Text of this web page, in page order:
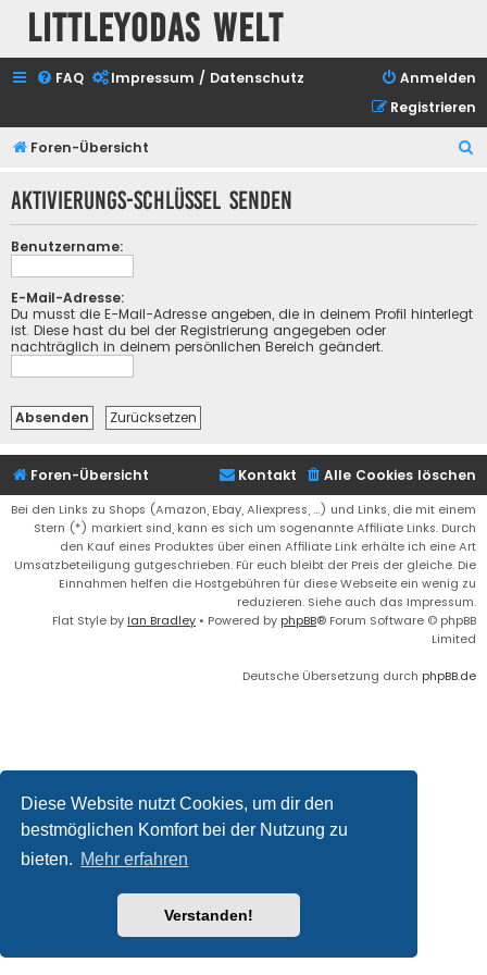
Diese Website nutzt Cookies, um dir den
bestmöglichen Komfort bei der Nutzung zu
bieten. Mehr erfahren
Verstanden!
Littleyodas Welt
FAQ Impressum / Datenschutz
Anmelden
Registrieren
Foren-Übersicht
h
Aktivierungs-Schlüssel senden
Benutzername:
E-Mail-Adresse:
Du musst die E-Mail-Adresse angeben, die in deinem Profil hinterlegt
ist. Diese hast du bei der Registrierung angegeben oder
nachträglich in deinem persönlichen Bereich geändert.
Foren-Übersicht Alle Cookies löschen
Kontakt
Bei den Links zu Shops (Amazon, Ebay, Aliexpress, ...) und Links, die mit einem
Stern (*) markiert sind, kann es sich um sogenannte Affiliate Links. Durch
den Kauf eines Produktes über einen Affiliate Link erhälte ich eine Art
Umsatzbeteiligung gutgeschrieben. Für euch bleibt der Preis der gleiche. Die
Einnahmen helfen die Hostgebühren für diese Webseite ein wenig zu
reduzieren. Siehe auch das Impressum.
Flat Style by Ian Bradley • Powered by phpBB® Forum Software © phpBB
Limited
Deutsche Übersetzung durch phpBB.de